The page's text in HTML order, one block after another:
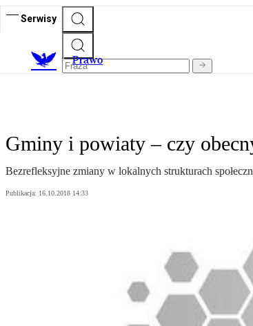
Serwisy
Prawo
Gminy i powiaty – czy
Bezrefleksyjne zmiany w lokalnych strukturach
Publikacja: 16.10.2018 14:33